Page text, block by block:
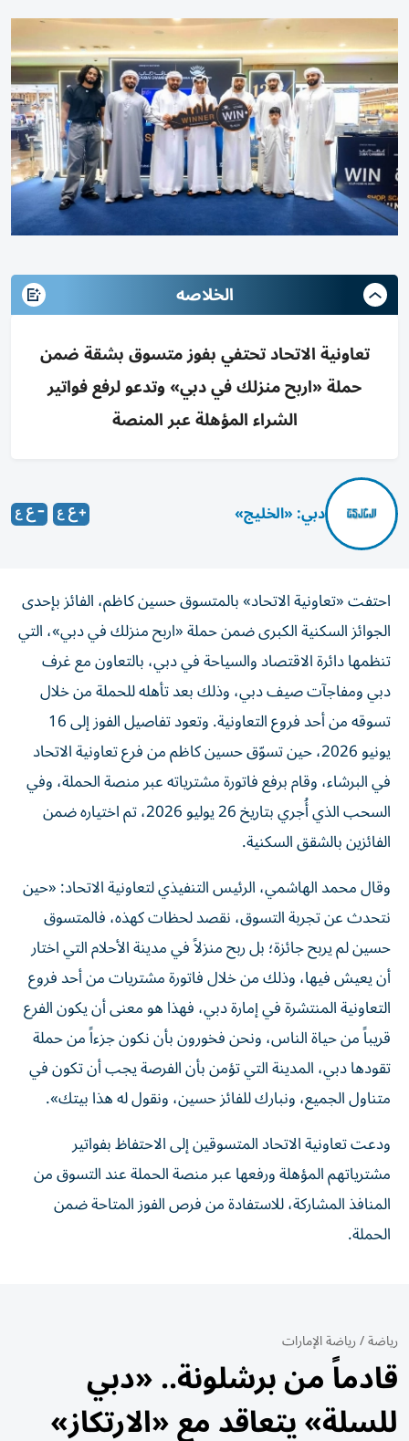
الخلاصه
تعاونية الاتحاد تحتفي بفوز متسوق بشقة ضمن
حملة «اربح منزلك في دبي» وتدعو لرفع فواتير
الشراء المؤهلة عبر المنصة
دبي: «الخليج»
احتفت «تعاونية الاتحاد» بالمتسوق حسين كاظم، الفائز بإحدى
الجوائز السكنية الكبرى ضمن حملة «اربح منزلك في دبي»، التي
تنظمها دائرة الاقتصاد والسياحة في دبي، بالتعاون مع غرف
دبي ومفاجآت صيف دبي، وذلك بعد تأهله للحملة من خلال
تسوقه من أحد فروع التعاونية. وتعود تفاصيل الفوز إلى 16
يونيو 2026، حين تسوّق حسين كاظم من فرع تعاونية الاتحاد
في البرشاء، وقام برفع فاتورة مشترياته عبر منصة الحملة، وفي
السحب الذي أُجري بتاريخ 26 يوليو 2026، تم اختياره ضمن
الفائزين بالشقق السكنية.
وقال محمد الهاشمي، الرئيس التنفيذي لتعاونية الاتحاد: «حين
نتحدث عن تجربة التسوق، نقصد لحظات كهذه، فالمتسوق
حسين لم يربح جائزة؛ بل ربح منزلاً في مدينة الأحلام التي اختار
أن يعيش فيها، وذلك من خلال فاتورة مشتريات من أحد فروع
التعاونية المنتشرة في إمارة دبي، فهذا هو معنى أن يكون الفرع
قريباً من حياة الناس، ونحن فخورون بأن نكون جزءاً من حملة
تقودها دبي، المدينة التي تؤمن بأن الفرصة يجب أن تكون في
متناول الجميع، ونبارك للفائز حسين، ونقول له هذا بيتك».
ودعت تعاونية الاتحاد المتسوقين إلى الاحتفاظ بفواتير
مشترياتهم المؤهلة ورفعها عبر منصة الحملة عند التسوق من
المنافذ المشاركة، للاستفادة من فرص الفوز المتاحة ضمن
الحملة.
رياضة/رياضة الإمارات
قادماً من برشلونة.. «دبي
للسلة» يتعاقد مع «الارتكاز»